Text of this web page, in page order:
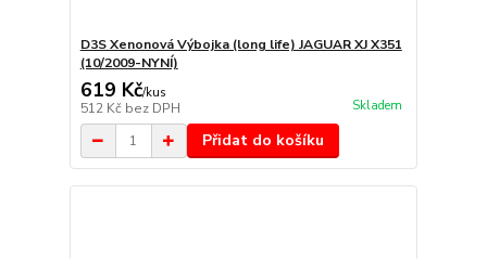
D3S Xenonová Výbojka (long life) JAGUAR XJ X351
(10/2009-NYNÍ)
619 Kč/kus
512 Kč bez DPH Skladem
Přidat do košíku